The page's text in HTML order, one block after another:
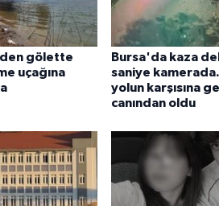
gölette
uçağına
Bursa'da kaza
saniye
yolun karşısına
canından oldu